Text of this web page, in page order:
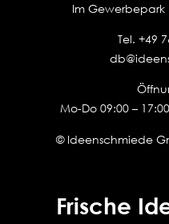
Im Gewerbepark
Tel. +49
Mo-Do 09:00 –
© Ideenschmiede
Frische